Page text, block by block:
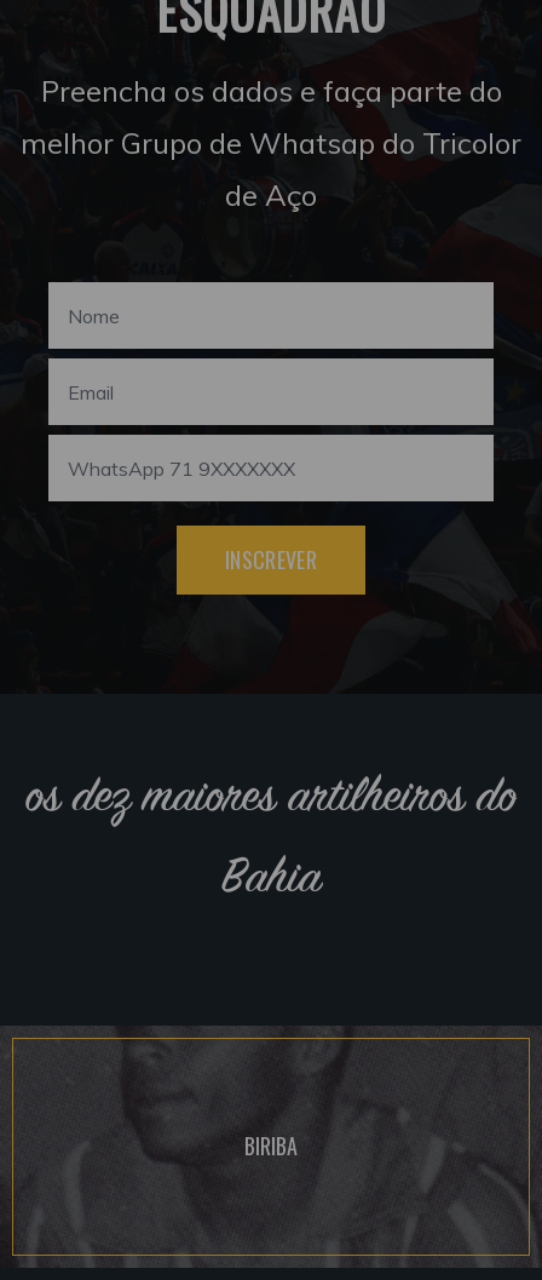
Preencha os dados e faça parte do
melhor Grupo de Whatsap do Tricolor
de Aço
INSCREVER
os dez maiores artilheiros do
Bahia
BIRIBA